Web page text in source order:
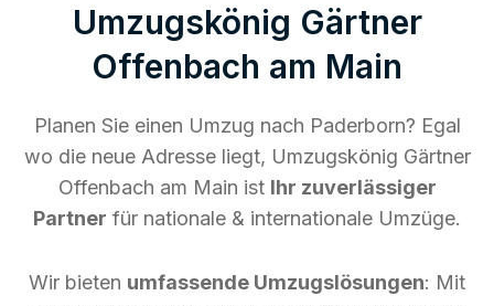
Umzugskönig Gärtner
Offenbach am Main
Planen Sie einen Umzug nach Paderborn? Egal
wo die neue Adresse liegt, Umzugskönig Gärtner
Offenbach am Main ist Ihr zuverlässiger
Partner für nationale & internationale Umzüge.
Wir bieten umfassende Umzugslösungen: Mit